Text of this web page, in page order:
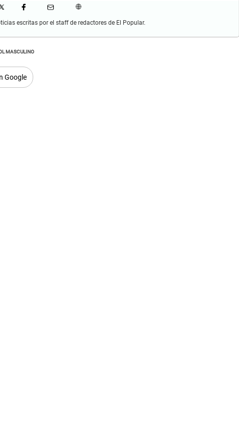
escritas por el staff de redactores de El Popular.
MASCULINO
Google